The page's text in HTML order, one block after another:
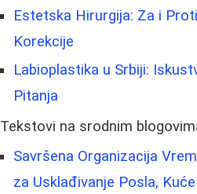
Estetska Hirurgija: Za i
Korekcije
Labioplastika u Srbiji:
Pitanja
Tekstovi na srodnim
Savršena Organizacija
za Usklađivanje Posla,